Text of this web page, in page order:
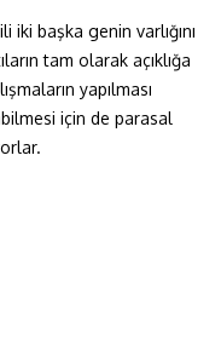
iki başka genin varlığını
tam olarak açıklığa
yapılması
için de parasal